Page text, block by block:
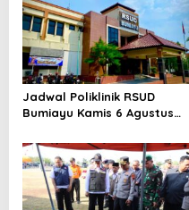
Jadwal Poliklinik RSUD
Bumiayu Kamis 6 Agustus
Dokter Sebelum Berkunjung